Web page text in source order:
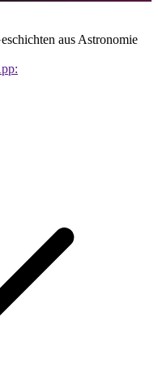
aus Astronomie